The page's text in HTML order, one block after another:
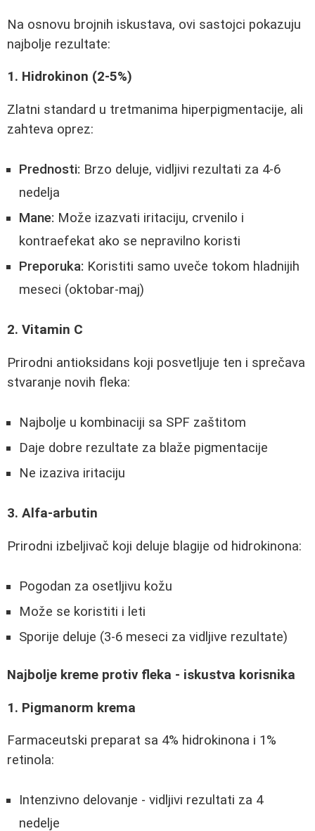
Na osnovu brojnih iskustava, ovi sastojci pokazuju
najbolje rezultate:
1. Hidrokinon (2-5%)
Zlatni standard u tretmanima hiperpigmentacije, ali
zahteva oprez:
Prednosti: Brzo deluje, vidljivi rezultati za 4-6
nedelja
Mane: Može izazvati iritaciju, crvenilo i
kontraefekat ako se nepravilno koristi
Preporuka: Koristiti samo uveče tokom hladnijih
meseci (oktobar-maj)
2. Vitamin C
Prirodni antioksidans koji posvetljuje ten i sprečava
stvaranje novih fleka:
Najbolje u kombinaciji sa SPF zaštitom
Daje dobre rezultate za blaže pigmentacije
Ne izaziva iritaciju
3. Alfa-arbutin
Prirodni izbeljivač koji deluje blagije od hidrokinona:
Pogodan za osetljivu kožu
Može se koristiti i leti
Sporije deluje (3-6 meseci za vidljive rezultate)
Najbolje kreme protiv fleka - iskustva korisnika
1. Pigmanorm krema
Farmaceutski preparat sa 4% hidrokinona i 1%
retinola:
Intenzivno delovanje - vidljivi rezultati za 4
nedelje